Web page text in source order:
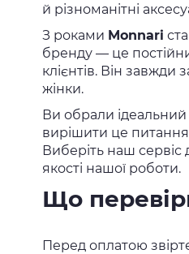
й різноманітні
З роками Monnari
бренду — це
клієнтів. Він
жінки.
Ви обрали ідеальний
вирішити це
Виберіть наш сервіс
якості нашої роботи.
Що
Перед оплатою